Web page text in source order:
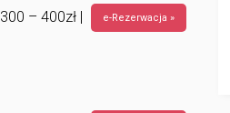
300 – 400zł | e-Rezerwacja »